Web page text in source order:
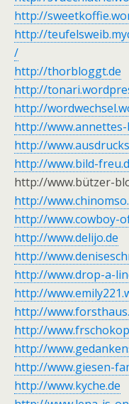
http://
http://
/
http://thorbloggt.de
http://
http://
http://
http://
http://www.bild-
http://www.bützer-
http://
http://www.cowboy-
http://www.delijo.de
http://
http://www.drop-a-
http://
http://
http://
http://
http://www.giesen-
http://www.kyche.de